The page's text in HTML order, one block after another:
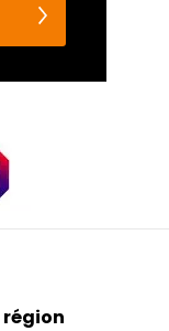
région